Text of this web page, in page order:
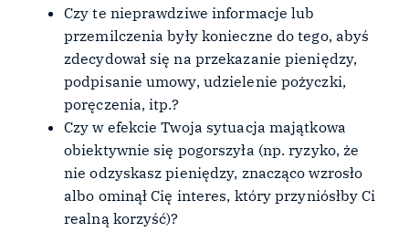
Czy te nieprawdziwe informacje lub
przemilczenia były konieczne do tego, abyś
zdecydował się na przekazanie pieniędzy,
podpisanie umowy, udzielenie pożyczki,
poręczenia, itp.?
Czy w efekcie Twoja sytuacja majątkowa
obiektywnie się pogorszyła (np. ryzyko, że
nie odzyskasz pieniędzy, znacząco wzrosło
albo ominął Cię interes, który przyniósłby Ci
realną korzyść)?